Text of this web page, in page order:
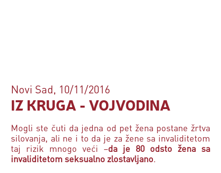
Novi Sad, 10/11/2016
IZ KRUGA - VOJVODINA
Mogli ste čuti da jedna od pet žena postane žrtva
silovanja, ali ne i to da je za žene sa invaliditetom
taj rizik mnogo veći –da je 80 odsto žena sa
invaliditetom seksualno zlostavljano.